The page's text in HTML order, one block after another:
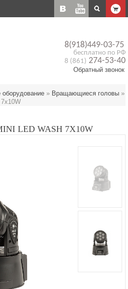
8(918)449-03-75
бесплатно по РФ
8 (861) 274-53-40
Обратный звонок
оборудование » Вращающиеся головы »
LED WASH 7X10W